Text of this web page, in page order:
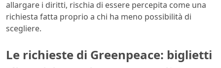
allargare i diritti, rischia di essere percepita come una
richiesta fatta proprio a chi ha meno possibilità di
scegliere.
Le richieste di Greenpeace: biglietti